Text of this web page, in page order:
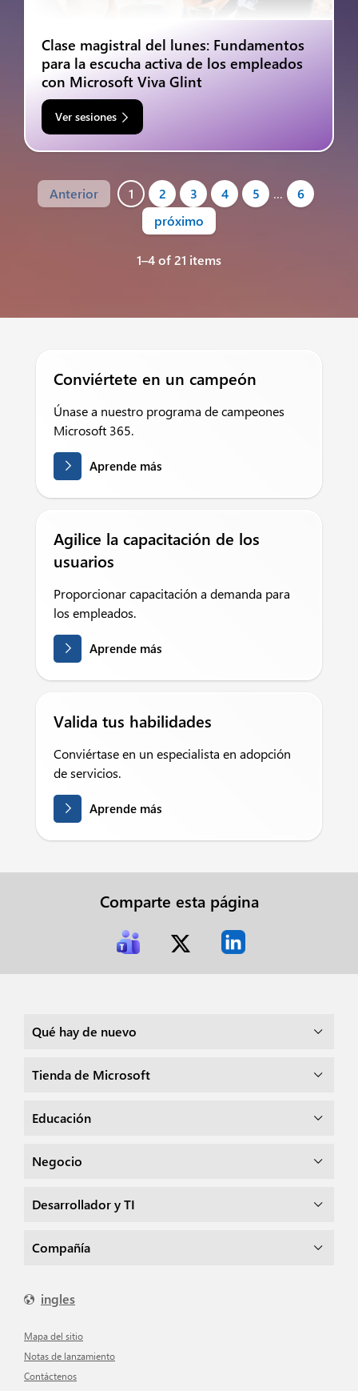
Clase magistral del lunes: Fundamentos
para la escucha activa de los empleados
con Microsoft Viva Glint
Ver sesiones
Anterior 1 2 3 4 5 …
6
próximo
1–4 of 21 items
Conviértete en un campeón
Únase a nuestro programa de campeones
Microsoft 365.
Aprende más
Agilice la capacitación de los
usuarios
Proporcionar capacitación a demanda para
los empleados.
Aprende más
Valida tus habilidades
Conviértase en un especialista en adopción
de servicios.
Aprende más
Comparte esta página
Qué hay de nuevo
Tienda de Microsoft
Educación
Negocio
Desarrollador y TI
Compañía
ingles
mapa del sitio
Notas de lanzamiento
Contáctenos